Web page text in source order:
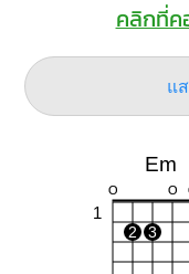
คลิกที่ค
แ
Em
O O
1
2 3